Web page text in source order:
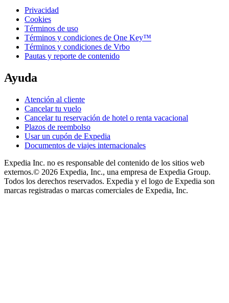
Privacidad
Cookies
Términos de uso
Términos y condiciones de One Key™
Términos y condiciones de Vrbo
Pautas y reporte de contenido
Ayuda
Atención al cliente
Cancelar tu vuelo
Cancelar tu reservación de hotel o renta vacacional
Plazos de reembolso
Usar un cupón de Expedia
Documentos de viajes internacionales
Expedia Inc. no es responsable del contenido de los sitios web
externos.© 2026 Expedia, Inc., una empresa de Expedia Group.
Todos los derechos reservados. Expedia y el logo de Expedia son
marcas registradas o marcas comerciales de Expedia, Inc.